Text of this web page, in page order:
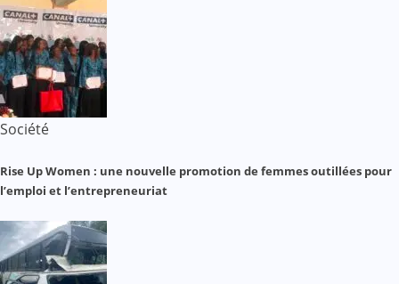
Société
Rise Up Women : une nouvelle promotion de femmes outillées pour
l’emploi et l’entrepreneuriat